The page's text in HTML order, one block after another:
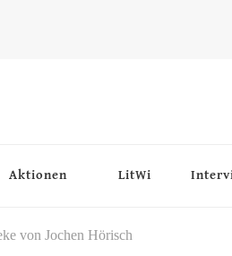
Aktionen LitWi
von Jochen Hörisch